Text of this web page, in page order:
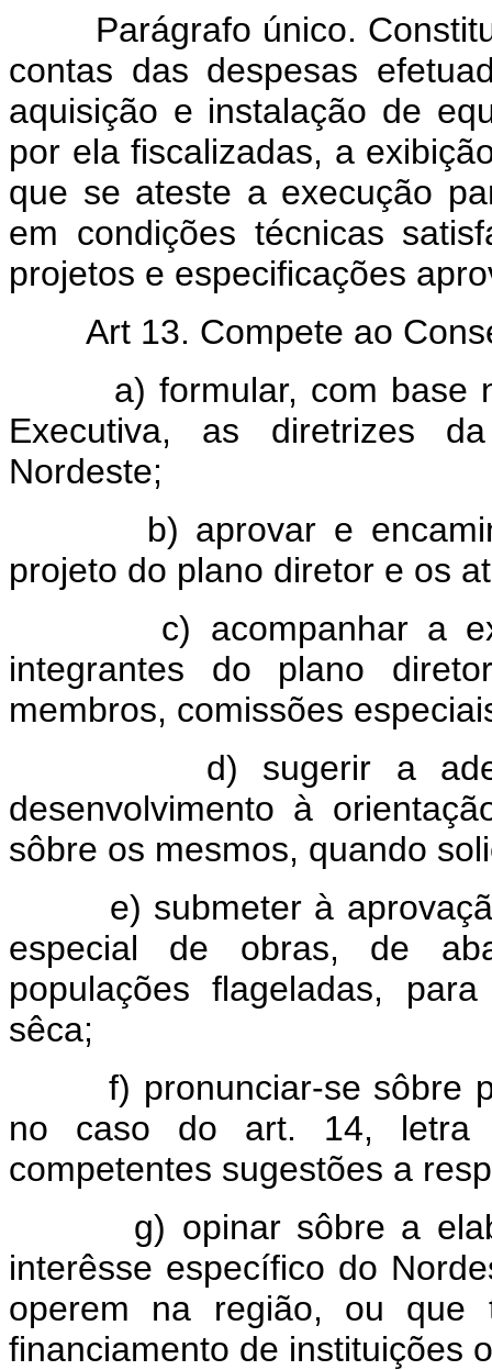
Parágrafo único. Constitui
contas das despesas
aquisição e instalação de
por ela fiscalizadas, a
que se ateste a execução
em condições técnicas
projetos e especificações
Art 13. Compete ao
a) formular, com base
Executiva, as diretrizes
Nordeste;
b) aprovar e
projeto do plano diretor e os
c) acompanhar a
integrantes do plano
membros, comissões
d) sugerir a
desenvolvimento à
sôbre os mesmos, quando
e) submeter à aprovação
especial de obras, de
populações flageladas,
sêca;
f) pronunciar-se sôbre
no caso do art. 14, letra
competentes sugestões a
g) opinar sôbre a
interêsse específico do
operem na região, ou que
financiamento de instituições